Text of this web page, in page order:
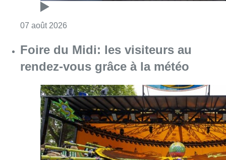
07 août 2026
Foire du Midi: les visiteurs au
rendez-vous grâce à la météo